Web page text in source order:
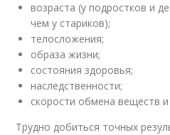
возраста (у подростков и
чем у стариков);
телосложения;
образа жизни;
состояния здоровья;
наследственности;
скорости обмена веществ и
Трудно добиться точных